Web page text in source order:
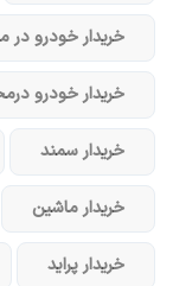
خریدار خودرو در
خریدار خودرو
خریدار سمند
خریدار ماشین
خریدار پراید